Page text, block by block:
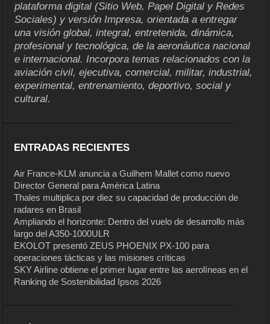
plataforma digital (Sitio Web, Papel Digital y Redes
Sociales) y versión Impresa, orientada a entregar
una visión global, integral, entretenida, dinámica,
profesional y tecnológica, de la aeronáutica nacional
e internacional. Incorpora temas relacionados con la
aviación civil, ejecutiva, comercial, militar, industrial,
experimental, entrenamiento, deportivo, social y
cultural.
ENTRADAS RECIENTES
Air France-KLM anuncia a Guilhem Mallet como nuevo
Director General para América Latina
Thales multiplica por diez su capacidad de producción de
radares en Brasil
Ampliando el horizonte: Dentro del vuelo de desarrollo más
largo del A350-1000ULR
EKOLOT presentó ZEUS PHOENIX PX-100 para
operaciones tácticas y las misiones críticas
SKY Airline obtiene el primer lugar entre las aerolíneas en el
Ranking de Sostenibilidad Ipsos 2026